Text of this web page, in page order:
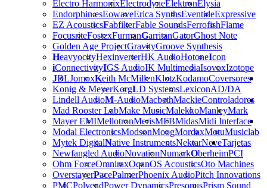
Electro HarmonixElectrodyneElektronElysia
Endorphin.esEowaveErica SynthsEventideExpressive
EZ AcousticsFabfilterFable SoundsFerrofishFlame
FocusriteFostexFurmanGarritanGatorGhost Note
Golden Age ProjectGravityGroove Synthesis
HeavyocityHexinverterHK AudioHotoneIcon
iConnectivityIGS AudioIK MultimediaIsovoxIzotope
JBLJomoxKeith McMillenKlotzKodamo
Konig & MeyerKorgLD SystemsLexicon
Lindell AudioM-AudioMacbethMackie
Mad Rooster LabMake MusicMalekkoManleyMark
Mayer EMIMellotronMerisMFBMidas
Modal ElectronicsModsonMoogMordaxMotuMusiclab
Mytek DigitalNative InstrumentsNektarNeve
Newfangled AudioNovationNumarkOberheim
Ohm ForceOmniraxOqanOS AcousticsOto Machines
OverstayerPacePalmerPhoenix AudioPitch Innovations
PMCPolyendPower DynamicsPresonusPrism Sound
Coversores
AD/DA
Controladores
Midi Interface
Tarjetas
PCI